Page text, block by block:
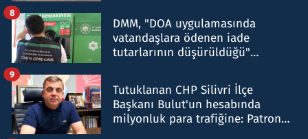
DMM, "DOA uygulamasında
vatandaşlara ödenen iade
tutarlarının düşürüldüğü"
8
Tutuklanan CHP Silivri İlçe
Başkanı Bulut'un hesabında
milyonluk para trafiğine: Patron
9